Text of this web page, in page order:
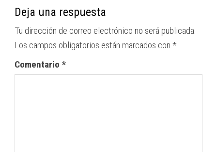
Deja una respuesta
Tu dirección de correo electrónico no será publicada.
Los campos obligatorios están marcados con *
Comentario *